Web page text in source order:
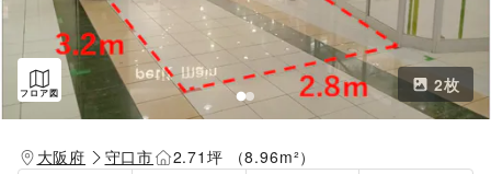
フロア図 2枚
大阪府 守口市 2.71坪 （8.96m²）